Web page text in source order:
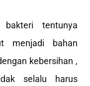
tentunya
menjadi bahan
kebersihan ,
selalu harus